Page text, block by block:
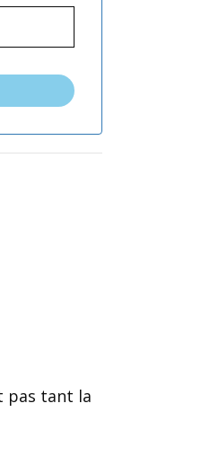
pas tant la